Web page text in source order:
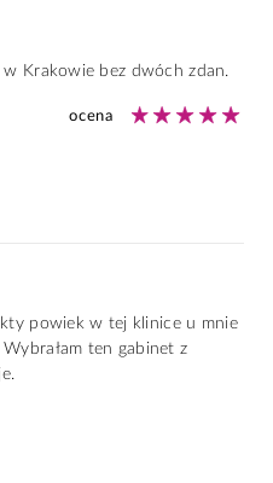
w Krakowie bez dwóch zdan.
ocena
powiek w tej klinice u mnie
ten gabinet z